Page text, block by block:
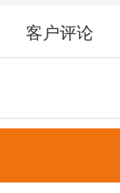
客户评论